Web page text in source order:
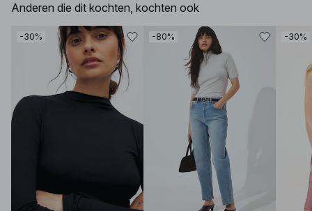
Anderen die dit kochten, kochten ook
-30% -80% -30%